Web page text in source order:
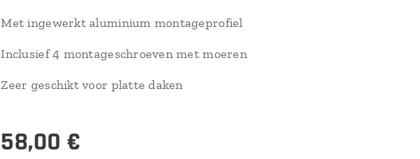
Met ingewerkt aluminium montageprofiel
Inclusief 4 montageschroeven met moeren
Zeer geschikt voor platte daken
58,00 €